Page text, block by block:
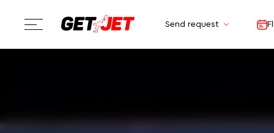
Send request